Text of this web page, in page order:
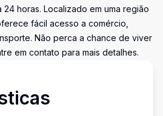
horas. Localizado em uma região
fácil acesso a comércio,
Não perca a chance de viver
em contato para mais detalhes.